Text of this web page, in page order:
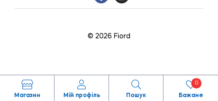
© 2026 Fiord
Магазин Мій профіль Пошук Бажане
0